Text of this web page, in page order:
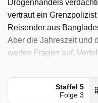
Drogenhandels
vertraut ein
Reisender aus
Aber die Jahreszeit und
werfen Fragen auf.
Border Control:
ausgestrahlt am
Staffel 5
Folge 3